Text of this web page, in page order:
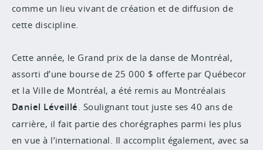
comme un lieu vivant de création et de diffusion de
cette discipline.
Cette année, le Grand prix de la danse de Montréal,
assorti d’une bourse de 25 000 $ offerte par Québecor
et la Ville de Montréal, a été remis au Montréalais
Daniel Léveillé. Soulignant tout juste ses 40 ans de
carrière, il fait partie des chorégraphes parmi les plus
en vue à l’international. Il accomplit également, avec sa